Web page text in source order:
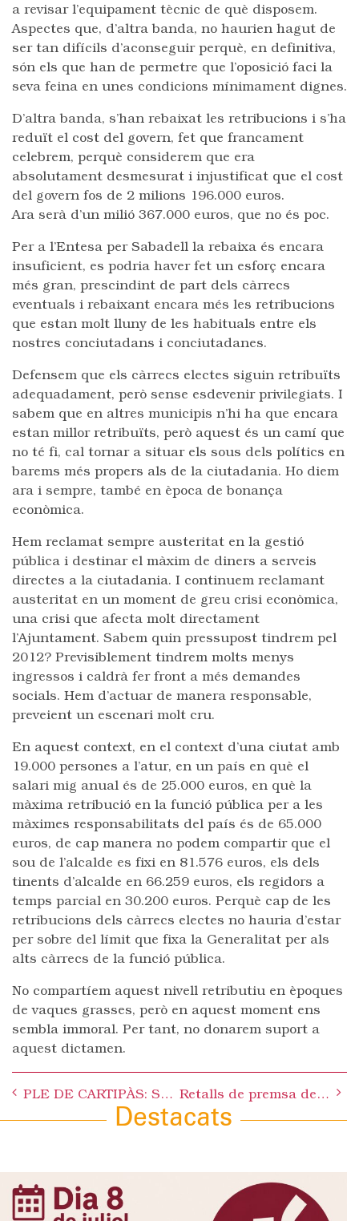
a revisar l’equipament tècnic de què disposem.
Aspectes que, d’altra banda, no haurien hagut de
ser tan difícils d’aconseguir perquè, en definitiva,
són els que han de permetre que l’oposició faci la
seva feina en unes condicions mínimament dignes.
D’altra banda, s’han rebaixat les retribucions i s’ha
reduït el cost del govern, fet que francament
celebrem, perquè considerem que era
absolutament desmesurat i injustificat que el cost
del govern fos de 2 milions 196.000 euros.
Ara serà d’un milió 367.000 euros, que no és poc.
Per a l’Entesa per Sabadell la rebaixa és encara
insuficient, es podria haver fet un esforç encara
més gran, prescindint de part dels càrrecs
eventuals i rebaixant encara més les retribucions
que estan molt lluny de les habituals entre els
nostres conciutadans i conciutadanes.
Defensem que els càrrecs electes siguin retribuïts
adequadament, però sense esdevenir privilegiats. I
sabem que en altres municipis n’hi ha que encara
estan millor retribuïts, però aquest és un camí que
no té fi, cal tornar a situar els sous dels polítics en
barems més propers als de la ciutadania. Ho diem
ara i sempre, també en època de bonança
econòmica.
Hem reclamat sempre austeritat en la gestió
pública i destinar el màxim de diners a serveis
directes a la ciutadania. I continuem reclamant
austeritat en un moment de greu crisi econòmica,
una crisi que afecta molt directament
l’Ajuntament. Sabem quin pressupost tindrem pel
2012? Previsiblement tindrem molts menys
ingressos i caldrà fer front a més demandes
socials. Hem d’actuar de manera responsable,
preveient un escenari molt cru.
En aquest context, en el context d’una ciutat amb
19.000 persones a l’atur, en un país en què el
salari mig anual és de 25.000 euros, en què la
màxima retribució en la funció pública per a les
màximes responsabilitats del país és de 65.000
euros, de cap manera no podem compartir que el
sou de l’alcalde es fixi en 81.576 euros, els dels
tinents d’alcalde en 66.259 euros, els regidors a
temps parcial en 30.200 euros. Perquè cap de les
retribucions dels càrrecs electes no hauria d’estar
per sobre del límit que fixa la Generalitat per als
alts càrrecs de la funció pública.
No compartíem aquest nivell retributiu en èpoques
de vaques grasses, però en aquest moment ens
sembla immoral. Per tant, no donarem suport a
aquest dictamen.
navigation
PLE DE CARTIPÀS: S’HA REBUT EL MISSATGE Retalls de premsa del mes de JUNY 2011
Destacats